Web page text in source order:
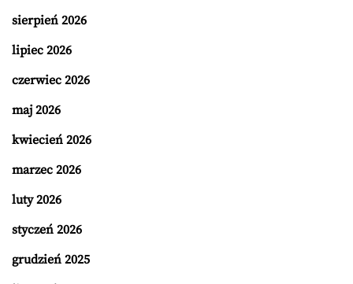
sierpień 2026
lipiec 2026
czerwiec 2026
maj 2026
kwiecień 2026
marzec 2026
luty 2026
styczeń 2026
grudzień 2025